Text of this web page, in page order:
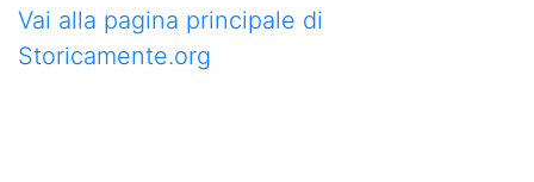
Vai alla pagina principale di
Storicamente.org